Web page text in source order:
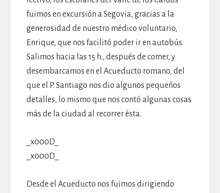
fuimos en excursión a Segovia, gracias a la
generosidad de nuestro médico voluntario,
Enrique, que nos facilitó poder ir en autobús.
Salimos hacia las 15 h., después de comer, y
desembarcamos en el Acueducto romano, del
que el P. Santiago nos dio algunos pequeños
detalles, lo mismo que nos contó algunas cosas
más de la ciudad al recorrer ésta.
_x000D_
_x000D_
Desde el Acueducto nos fuimos dirigiendo